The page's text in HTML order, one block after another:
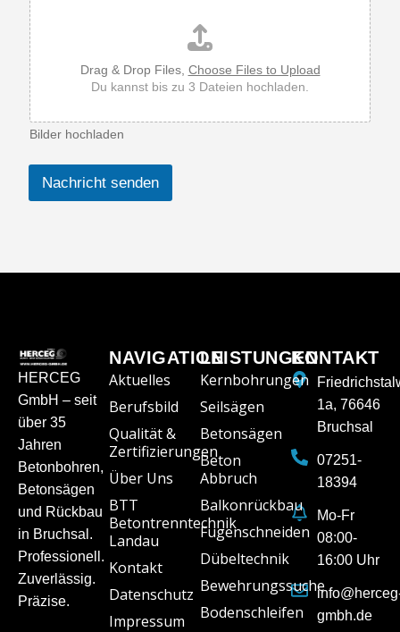
Drag & Drop Files, Choose Files to Upload
Du kannst bis zu 3 Dateien hochladen.
Bilder hochladen
Nachricht senden
HERCEG
GmbH – seit
über 35
Jahren
Betonbohren,
Betonsägen
und Rückbau
in Bruchsal.
Professionell.
Zuverlässig.
Präzise.
NAVIGATION
Aktuelles
Berufsbild
Qualität &
Zertifizierungen
Über Uns
BTT
Betontrenntechnik
Landau
Kontakt
Datenschutz
Impressum
LEISTUNGEN
Kernbohrungen
Seilsägen
Betonsägen
Beton
Abbruch
Balkonrückbau
Fugenschneiden
Dübeltechnik
Bewehrungssuche
Bodenschleifen
KONTAKT
1a, 76646
Bruchsal
07251-
18394
Mo-Fr
08:00-
16:00 Uhr
gmbh.de